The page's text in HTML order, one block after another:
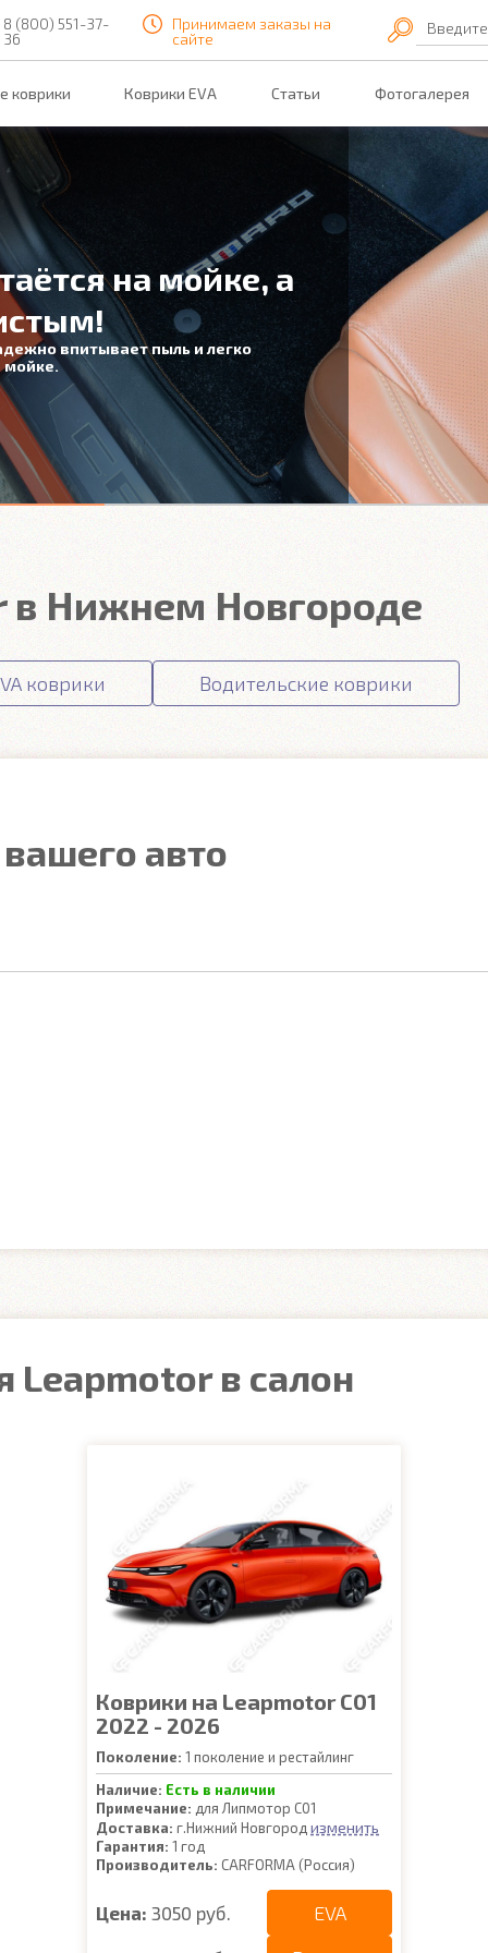
8 (800) 551-37-
36
Принимаем заказы на
сайте
коврики Коврики EVA Статьи Фотогалерея
на мойке, а
впитывает пыль и легко
мойке.
в Нижнем Новгороде
коврики Водительские коврики
авто
Leapmotor в салон
Коврики на Leapmotor C01
2022 - 2026
Поколение: 1 поколение и рестайлинг
Наличие: Есть в наличии
Примечание: для Липмотор С01
Доставка: г.Нижний Новгород изменить
Гарантия: 1 год
Производитель: CARFORMA (Россия)
Цена: 3050 руб. EVA